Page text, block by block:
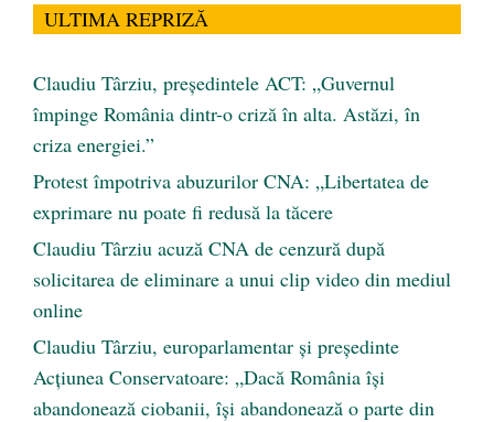
ULTIMA REPRIZĂ
Claudiu Târziu, președintele ACT: „Guvernul
împinge România dintr-o criză în alta. Astăzi, în
criza energiei.”
Protest împotriva abuzurilor CNA: „Libertatea de
exprimare nu poate fi redusă la tăcere
Claudiu Târziu acuză CNA de cenzură după
solicitarea de eliminare a unui clip video din mediul
online
Claudiu Târziu, europarlamentar și președinte
Acțiunea Conservatoare: „Dacă România își
abandonează ciobanii, își abandonează o parte din